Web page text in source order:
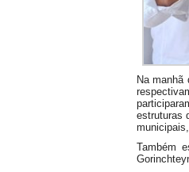
Na
estruturas
Também